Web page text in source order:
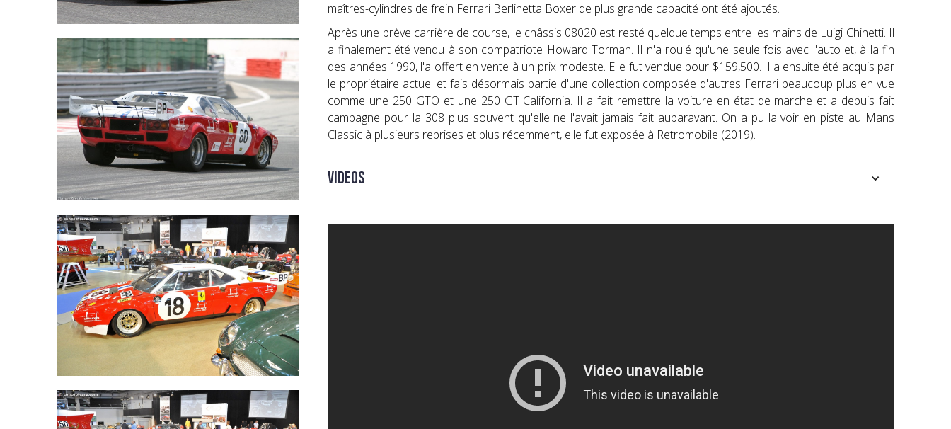
maîtres-cylindres de frein Ferrari Berlinetta Boxer de plus grande capacité ont été ajoutés.
Après une brève carrière de course, le châssis 08020 est resté quelque temps entre les mains de Luigi Chinetti. Il
a finalement été vendu à son compatriote Howard Torman. Il n'a roulé qu'une seule fois avec l'auto et, à la fin
des années 1990, l'a offert en vente à un prix modeste. Elle fut vendue pour $159,500. Il a ensuite été acquis par
le propriétaire actuel et fais désormais partie d'une collection composée d'autres Ferrari beaucoup plus en vue
comme une 250 GTO et une 250 GT California. Il a fait remettre la voiture en état de marche et a depuis fait
campagne pour la 308 plus souvent qu'elle ne l'avait jamais fait auparavant. On a pu la voir en piste au Mans
Classic à plusieurs reprises et plus récemment, elle fut exposée à Retromobile (2019).
Videos